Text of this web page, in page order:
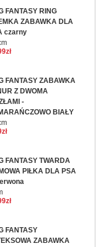
FANTASY RING
ZABAWKA DLA
czarny
FANTASY ZABAWKA
Z DWOMA
-
BIAŁY
FANTASY TWARDA
PIŁKA DLA PSA
FANTASY
ZABAWKA